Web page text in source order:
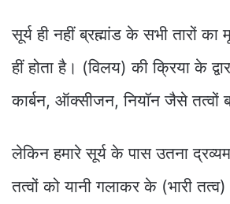
सूर्य ही नहीं ब्रह्मांड के सभी तारों
हीं होता है। (विलय) की क्रिया के
कार्बन, ऑक्सीजन, नियॉन जैसे तत्वों
लेकिन हमारे सूर्य के पास उतना
तत्वों को यानी गलाकर के (भारी तत्व)